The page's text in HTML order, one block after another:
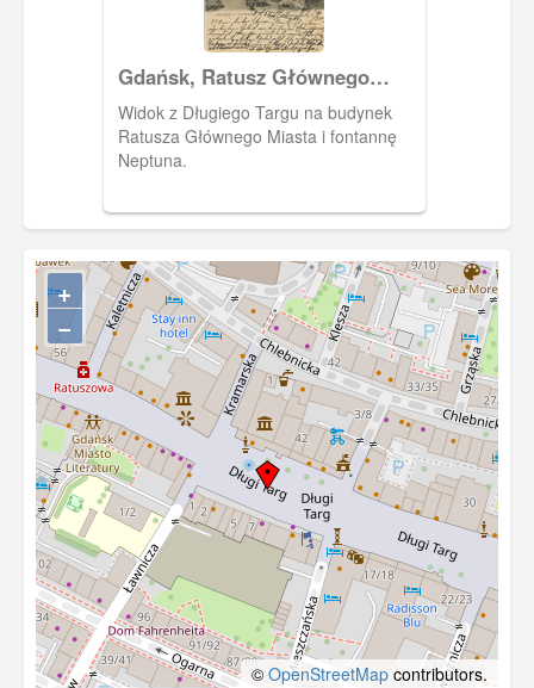
Gdańsk, Ratusz Głównego
Miasta
Widok z Długiego Targu na budynek
Ratusza Głównego Miasta i fontannę
Neptuna.
+
−
© OpenStreetMap contributors.